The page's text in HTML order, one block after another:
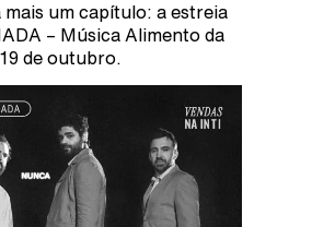
um capítulo: a estreia
– Música Alimento da
de outubro.